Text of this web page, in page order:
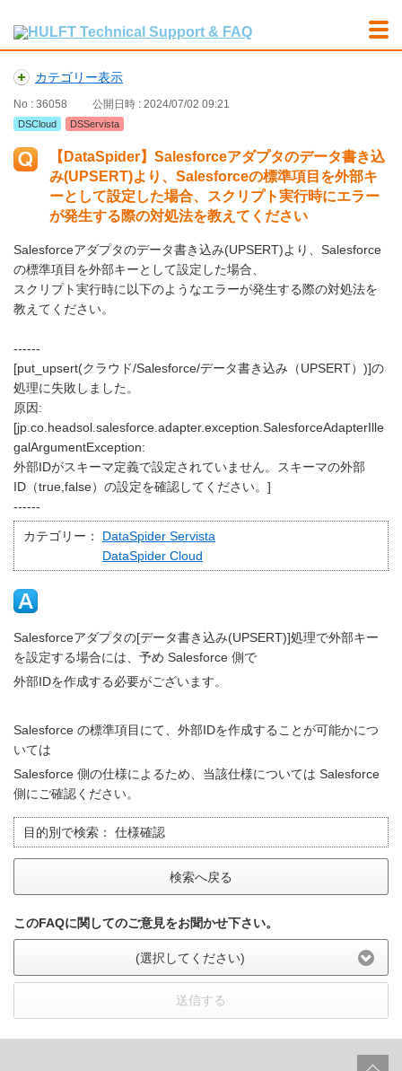
カテゴリー表示
No : 36058 公開日時 : 2024/07/02 09:21
DSCloud DSServista
【DataSpider】Salesforceアダプタのデータ書き込
み(UPSERT)より、Salesforceの標準項目を外部キ
ーとして設定した場合、スクリプト実行時にエラー
が発生する際の対処法を教えてください
Salesforceアダプタのデータ書き込み(UPSERT)より、Salesforce
の標準項目を外部キーとして設定した場合、
スクリプト実行時に以下のようなエラーが発生する際の対処法を
教えてください。
------
[put_upsert(クラウド/Salesforce/データ書き込み（UPSERT）)]の
処理に失敗しました。
原因:
[jp.co.headsol.salesforce.adapter.exception.SalesforceAdapterIlle
galArgumentException:
外部IDがスキーマ定義で設定されていません。スキーマの外部
ID（true,false）の設定を確認してください。]
------
カテゴリー：
DataSpider Servista
DataSpider Cloud
Salesforceアダプタの[データ書き込み(UPSERT)]処理で外部キー
を設定する場合には、予め Salesforce 側で
外部IDを作成する必要がございます。
Salesforce の標準項目にて、外部IDを作成することが可能かにつ
いては
Salesforce 側の仕様によるため、当該仕様については Salesforce
側にご確認ください。
目的別で検索： 仕様確認
検索へ戻る
このFAQに関してのご意見をお聞かせ下さい。
(選択してください)
送信する